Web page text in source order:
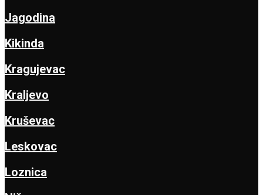
Jagodina
Kikinda
Kragujevac
Kraljevo
Kruševac
Leskovac
Loznica